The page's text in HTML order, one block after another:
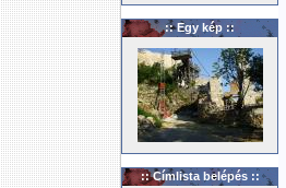
:: Egy kép ::
:: Címlista belépés ::